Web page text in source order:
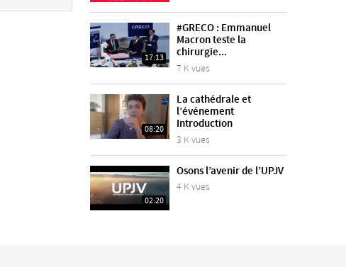
17:13
#GRECO : Emmanuel
Macron teste la
chirurgie...
7 K vues
08:20
La cathédrale et
l’événement
Introduction
3 K vues
02:20
Osons l’avenir de l’UPJV
4 K vues